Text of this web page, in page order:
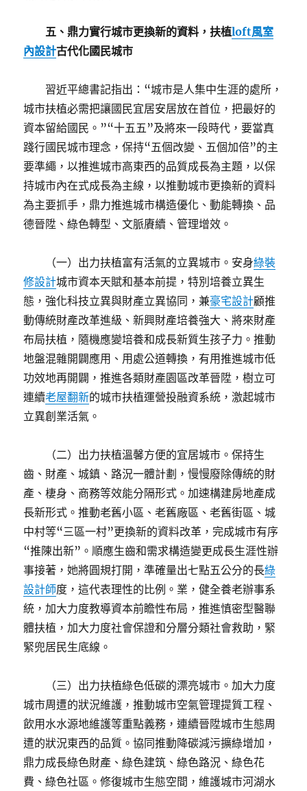
五、鼎力實行城市更換新的資料，扶植loft風室
內設計古代化國民城市
習近平總書記指出：“城市是人集中生涯的處所，
城市扶植必需把讓國民宜居安居放在首位，把最好的
資本留給國民。”“十五五”及將來一段時代，要當真
踐行國民城市理念，保持“五個改變、五個加倍”的主
要準繩，以推進城市高東西的品質成長為主題，以保
持城市內在式成長為主線，以推動城市更換新的資料
為主要抓手，鼎力推進城市構造優化、動能轉換、品
德晉陞、綠色轉型、文脈賡續、管理增效。
（一）出力扶植富有活氣的立異城市。安身綠裝
修設計城市資本天賦和基本前提，特別培養立異生
態，強化科技立異與財產立異協同，兼豪宅設計顧推
動傳統財產改革進級、新興財產培養強大、將來財產
布局扶植，隨機應變培養和成長新質生孩子力。推動
地盤混雜開闢應用、用處公道轉換，有用推進城市低
功效地再開闢，推進各類財產園區改革晉陞，樹立可
連續老屋翻新的城市扶植運營投融資系統，激起城市
立異創業活氣。
（二）出力扶植溫馨方便的宜居城市。保持生
齒、財產、城鎮、路況一體計劃，慢慢廢除傳統的財
產、棲身、商務等效能分隔形式。加速構建房地產成
長新形式。推動老舊小區、老舊廠區、老舊街區、城
中村等“三區一村”更換新的資料改革，完成城市有序
“推陳出新”。順應生齒和需求構造變更成長生涯性辦
事接著，她將圓規打開，準確量出七點五公分的長綠
設計師度，這代表理性的比例。業，健全養老辦事系
統，加大力度教導資本前瞻性布局，推進慎密型醫聯
體扶植，加大力度社會保證和分層分類社會救助，緊
緊兜居民生底線。
（三）出力扶植綠色低碳的漂亮城市。加大力度
城市周遭的狀況維護，推動城市空氣管理提質工程、
飲用水水源地維護等重點義務，連續晉陞城市生態周
遭的狀況東西的品質。協同推動降碳減污擴綠增加，
鼎力成長綠色財產、綠色建筑、綠色路況、綠色花
費、綠色社區。修復城市生態空間，維護城市河湖水